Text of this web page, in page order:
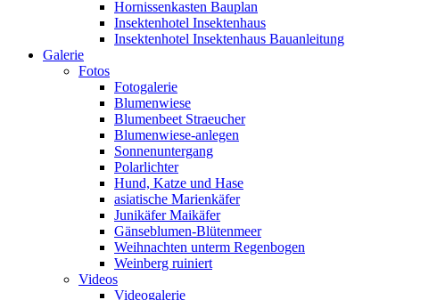
Hornissenkasten Bauplan
Insektenhotel Insektenhaus
Insektenhotel Insektenhaus Bauanleitung
Galerie
Fotos
Fotogalerie
Blumenwiese
Blumenbeet Straeucher
Blumenwiese-anlegen
Sonnenuntergang
Polarlichter
Hund, Katze und Hase
asiatische Marienkäfer
Junikäfer Maikäfer
Gänseblumen-Blütenmeer
Weihnachten unterm Regenbogen
Weinberg ruiniert
Videos
Videogalerie